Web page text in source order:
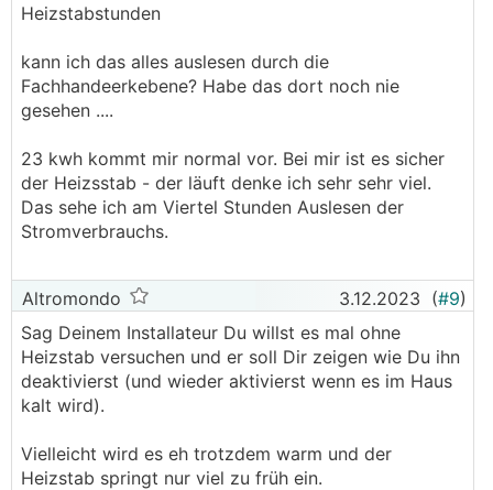
Heizstabstunden
kann ich das alles auslesen durch die
Fachhandeerkebene? Habe das dort noch nie
gesehen ....
23 kwh kommt mir normal vor. Bei mir ist es sicher
der Heizsstab - der läuft denke ich sehr sehr viel.
Das sehe ich am Viertel Stunden Auslesen der
Stromverbrauchs.
Altromondo 3.12.2023 (#9)
Sag Deinem Installateur Du willst es mal ohne
Heizstab versuchen und er soll Dir zeigen wie Du ihn
deaktivierst (und wieder aktivierst wenn es im Haus
kalt wird).
Vielleicht wird es eh trotzdem warm und der
Heizstab springt nur viel zu früh ein.